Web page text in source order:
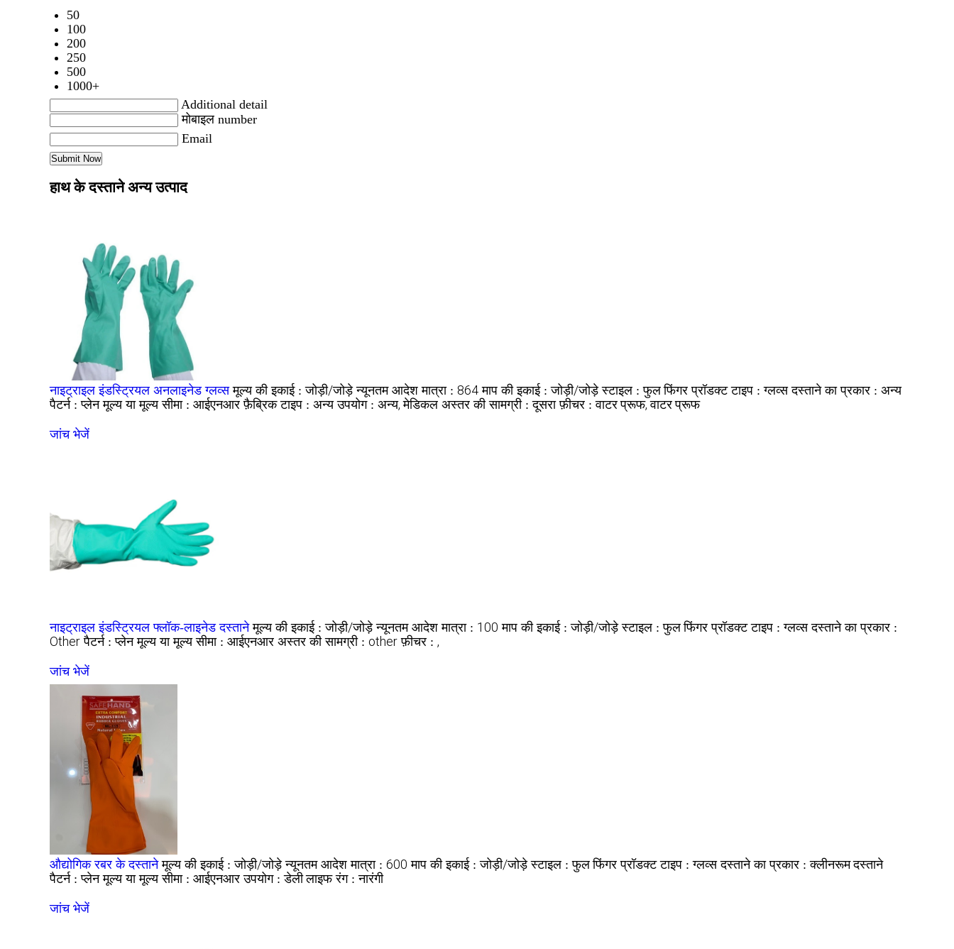
50
100
200
250
500
1000+
Additional detail
मोबाइल number
Email
हाथ के दस्ताने अन्य उत्पाद
नाइट्राइल इंडस्ट्रियल अनलाइनेड ग्लव्स मूल्य की इकाई :जोड़ी/जोड़े न्यूनतम आदेश मात्रा : 864 माप की इकाई :जोड़ी/जोड़े स्टाइल :फुल फिंगर प्रॉडक्ट टाइप :ग्लव्स दस्ताने का प्रकार : अन्य
पैटर्न :प्लेन मूल्य या मूल्य सीमा : आईएनआर फ़ैब्रिक टाइप : अन्य उपयोग : अन्य, मेडिकल अस्तर की सामग्री :दूसरा फ़ीचर :वाटर प्रूफ, वाटर प्रूफ
जांच भेजें
नाइट्राइल इंडस्ट्रियल फ्लॉक-लाइनेड दस्ताने मूल्य की इकाई :जोड़ी/जोड़े न्यूनतम आदेश मात्रा : 100 माप की इकाई :जोड़ी/जोड़े स्टाइल :फुल फिंगर प्रॉडक्ट टाइप :ग्लव्स दस्ताने का प्रकार :
Other पैटर्न :प्लेन मूल्य या मूल्य सीमा : आईएनआर अस्तर की सामग्री : other फ़ीचर : ,
जांच भेजें
औद्योगिक रबर के दस्ताने मूल्य की इकाई :जोड़ी/जोड़े न्यूनतम आदेश मात्रा : 600 माप की इकाई :जोड़ी/जोड़े स्टाइल :फुल फिंगर प्रॉडक्ट टाइप :ग्लव्स दस्ताने का प्रकार :क्लीनरूम दस्ताने
पैटर्न :प्लेन मूल्य या मूल्य सीमा : आईएनआर उपयोग :डेली लाइफ रंग :नारंगी
जांच भेजें